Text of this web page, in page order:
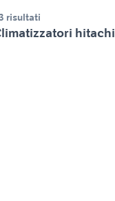
risultati
hitachi